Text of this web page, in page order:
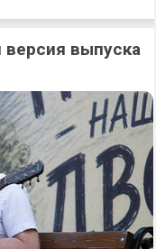
выпуска